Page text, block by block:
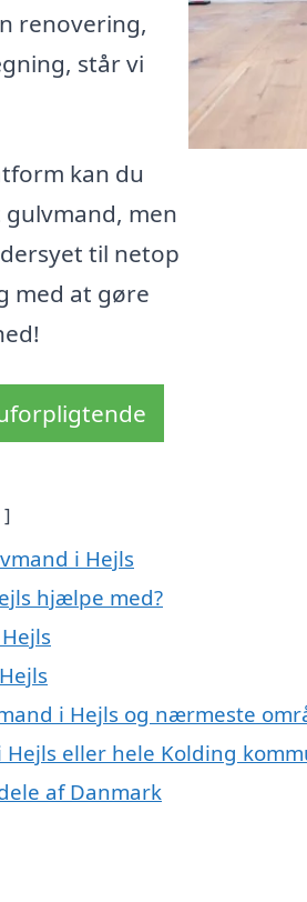
renovering,
står vi
kan du
men
til netop
med at gøre
i Hejls
hjælpe med?
i Hejls og nærmeste
eller hele Kolding
af Danmark